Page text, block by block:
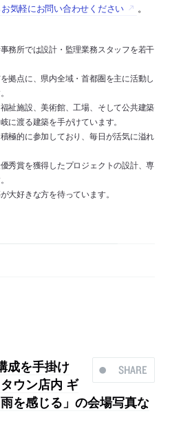
気軽にお問い合わせください
。
務所では設計・監理業務スタッフを若干
拠点に、県内全域・首都圏を主に活動し
祉施設、美術館、工場、そして公共建築
に渡る建築を手がけています。
極的に参加しており、毎日が活気に溢れ
秀賞を獲得したプロジェクトの設計、専
大好きな方を待っています。
SHARE
成を手掛け
ウン店内 ギ
を感じる」の会場写真な